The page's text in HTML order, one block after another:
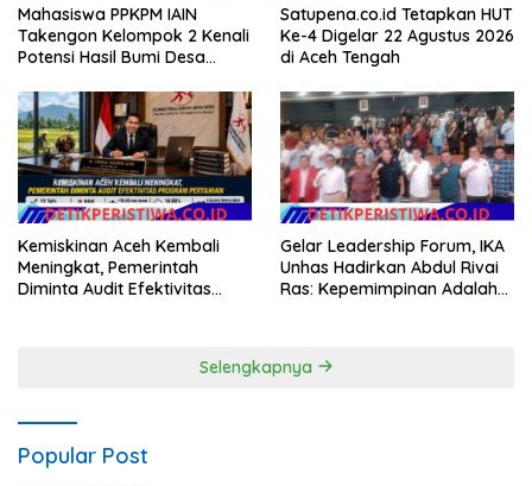
Mahasiswa PPKPM IAIN
Takengon Kelompok 2 Kenali
Potensi Hasil Bumi Desa
Satupena.co.id Tetapkan HUT
Ke-4 Digelar 22 Agustus 2026
di Aceh Tengah
Kemiskinan Aceh Kembali
Meningkat, Pemerintah
Diminta Audit Efektivitas
Gelar Leadership Forum, IKA
Unhas Hadirkan Abdul Rivai
Ras: Kepemimpinan Adalah
Selengkapnya
Popular Post